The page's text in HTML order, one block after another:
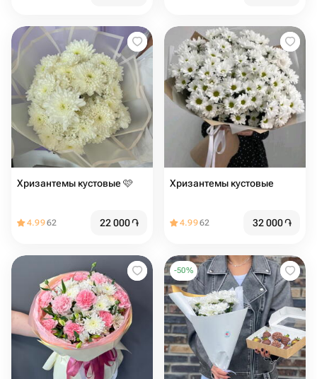
Хризантемы кустовые 🩷
4.9962 22 000֏
Хризантемы кустовые
4.9962 32 000֏
-50%